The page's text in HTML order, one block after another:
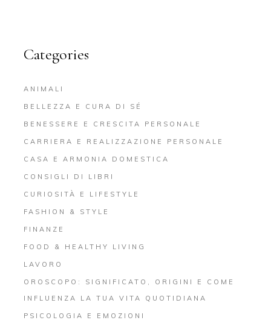
Categories
ANIMALI
BELLEZZA E CURA DI SÉ
BENESSERE E CRESCITA PERSONALE
CARRIERA E REALIZZAZIONE PERSONALE
CASA E ARMONIA DOMESTICA
CONSIGLI DI LIBRI
CURIOSITÀ E LIFESTYLE
FASHION & STYLE
FINANZE
FOOD & HEALTHY LIVING
LAVORO
OROSCOPO: SIGNIFICATO, ORIGINI E COME
INFLUENZA LA TUA VITA QUOTIDIANA
PSICOLOGIA E EMOZIONI